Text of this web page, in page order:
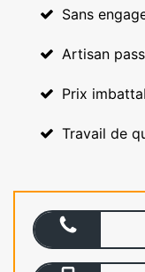
Sans
Artisan
Prix
Travail de